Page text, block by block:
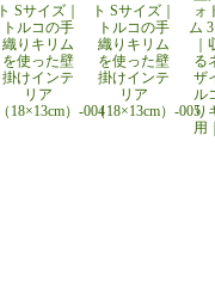
ト Sサイズ｜
トルコの手
織りキリム
を使った壁
掛けインテ
リア
（18×13cm）-004
ト Sサイズ｜
トルコの手
織りキリム
を使った壁
掛けインテ
リア
（18×13cm）-005
ォ
ム
る
ザ
ル
り
用